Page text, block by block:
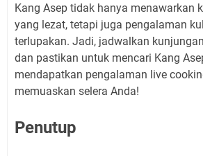
Kang Asep tidak hanya menawarkan
yang lezat, tetapi juga pengalaman
terlupakan. Jadi, jadwalkan
dan pastikan untuk mencari Kang
mendapatkan pengalaman live
memuaskan selera Anda!
Penutup